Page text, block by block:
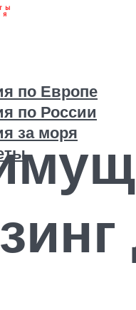
по Европе
по России
за моря